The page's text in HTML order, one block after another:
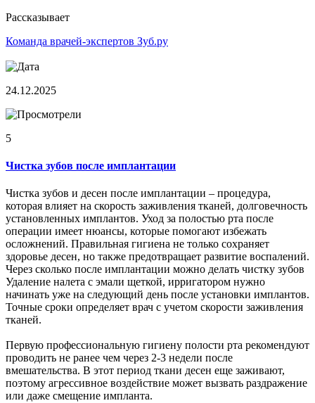
Рассказывает
Команда врачей-экспертов Зуб.ру
24.12.2025
5
Чистка зубов после имплантации
Чистка зубов и десен после имплантации – процедура,
которая влияет на скорость заживления тканей, долговечность
установленных имплантов. Уход за полостью рта после
операции имеет нюансы, которые помогают избежать
осложнений. Правильная гигиена не только сохраняет
здоровье десен, но также предотвращает развитие воспалений.
Через сколько после имплантации можно делать чистку зубов
Удаление налета с эмали щеткой, ирригатором нужно
начинать уже на следующий день после установки имплантов.
Точные сроки определяет врач с учетом скорости заживления
тканей.
Первую профессиональную гигиену полости рта рекомендуют
проводить не ранее чем через 2-3 недели после
вмешательства. В этот период ткани десен еще заживают,
поэтому агрессивное воздействие может вызвать раздражение
или даже смещение импланта.